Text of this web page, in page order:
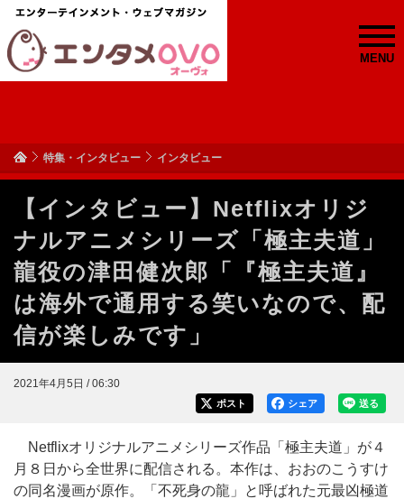
MENU
特集・インタビュー インタビュー
【インタビュー】Netflixオリジ
ナルアニメシリーズ「極主夫道」
龍役の津田健次郎「『極主夫道』
は海外で通用する笑いなので、配
信が楽しみです」
2021年4月5日 / 06:30
送る
シェア
ポスト
Netflixオリジナルアニメシリーズ作品「極主夫道」が４
月８日から全世界に配信される。本作は、おおのこうすけ
の同名漫画が原作。「不死身の龍」と呼ばれた元最凶極道